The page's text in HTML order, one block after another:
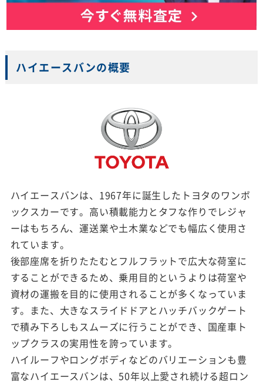
ハイエースバンの概要
ハイエースバンは、1967年に誕生したトヨタのワンボ
ックスカーです。高い積載能力とタフな作りでレジャ
ーはもちろん、運送業や土木業などでも幅広く使用さ
れています。
後部座席を折りたたむとフルフラットで広大な荷室に
することができるため、乗用目的というよりは荷室や
資材の運搬を目的に使用されることが多くなっていま
す。また、大きなスライドドアとハッチバックゲート
で積み下ろしもスムーズに行うことができ、国産車ト
ップクラスの実用性を誇っています。
ハイルーフやロングボディなどのバリエーションも豊
富なハイエースバンは、50年以上愛され続ける超ロン